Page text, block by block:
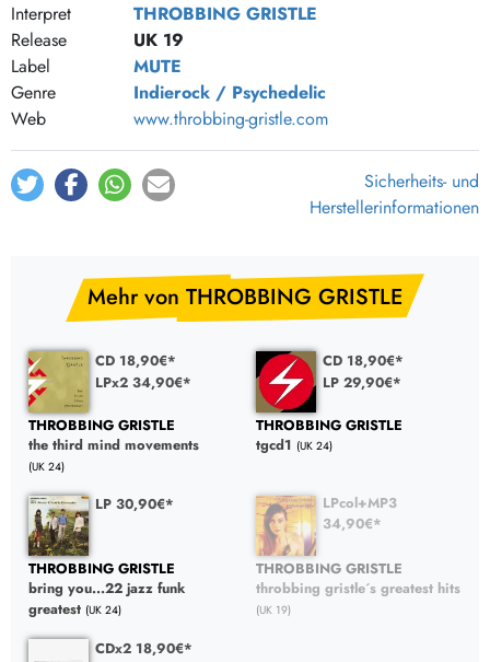
Interpret
THROBBING GRISTLE
Release
UK 19
Label
MUTE
Genre
Indierock / Psychedelic
Web
www.throbbing-gristle.com
Sicherheits- und
Herstellerinformationen
Mehr von THROBBING GRISTLE
CD 18,90€*
LPx2 34,90€*
THROBBING GRISTLE
the third mind movements
(UK 24)
CD 18,90€*
LP 29,90€*
THROBBING GRISTLE
tgcd1 (UK 24)
LP 30,90€*
THROBBING GRISTLE
bring you...22 jazz funk
greatest (UK 24)
LPcol+MP3
34,90€*
THROBBING GRISTLE
throbbing gristle´s greatest hits
(UK 19)
CDx2 18,90€*